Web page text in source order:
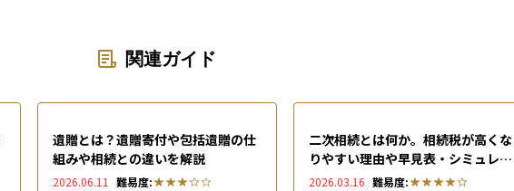
関連ガイド
遺贈とは？遺贈寄付や包括遺贈の仕
組みや相続との違いを解説
2026.06.11 難易度:
二次相続とは何か。相続税が高くな
りやすい理由や早見表・シミュレー
ションなどを解説
2026.03.16 難易度: